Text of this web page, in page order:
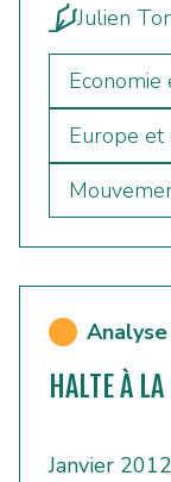
Julien
Economie
Europe et
Analyse
HALTE À
Janvier 2012